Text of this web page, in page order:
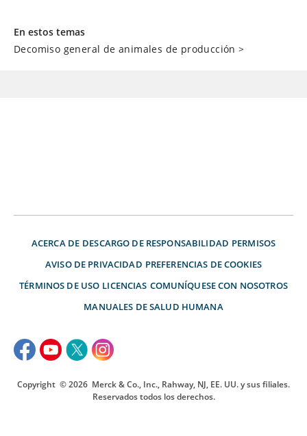
En estos temas
Decomiso general de animales de producción >
ACERCA DE DESCARGO DE RESPONSABILIDAD PERMISOS
AVISO DE PRIVACIDAD PREFERENCIAS DE COOKIES
TÉRMINOS DE USO LICENCIAS COMUNÍQUESE CON NOSOTROS
MANUALES DE SALUD HUMANA
Copyright © 2026 Merck & Co., Inc., Rahway, NJ, EE. UU. y sus filiales.
Reservados todos los derechos.